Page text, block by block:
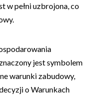
w pełni uzbrojona, co
jest symbolem
warunki zabudowy,
o Warunkach